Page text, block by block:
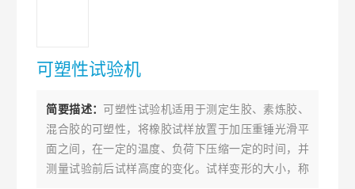
可塑性试验机
简要描述：可塑性试验机适用于测定生胶、素炼胶、
混合胶的可塑性，将橡胶试样放置于加压重锤光滑平
面之间，在一定的温度、负荷下压缩一定的时间，并
测量试验前后试样高度的变化。试样变形的大小，称